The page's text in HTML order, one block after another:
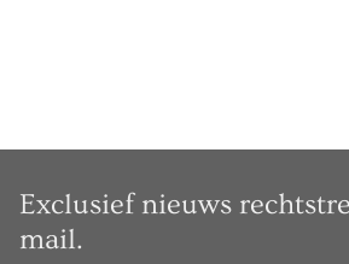
Exclusief nieuws
mail.